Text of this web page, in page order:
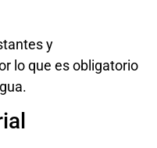
y
lo que es obligatorio